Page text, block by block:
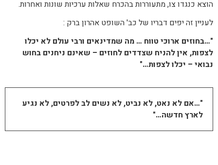
הוצא כנגדו צו, מתעוררות בהכרח שאלות ערכיות שונות ואחרות.
לעניין זה יפים דבריו של כב' השופט אהרון ברק :
"…בחוזים ארוכי טווח … מה שמדינאים ורבי עולם לא יכלו
לצפות, אין להניח שצדדים לחוזים – שאינם ניחנים בחוש
נבואי – יכלו לצפות…"
"…אם לא נאט, לא נביט, לא נשים לב לפרטים, לא נגיע
לארץ חדשה…"